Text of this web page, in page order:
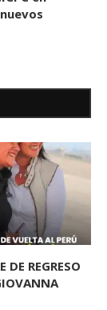
DE REGRESO